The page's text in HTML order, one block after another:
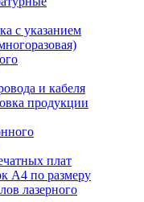
с указанием
и кабеля
продукции
плат
А4 по размеру
лазерного